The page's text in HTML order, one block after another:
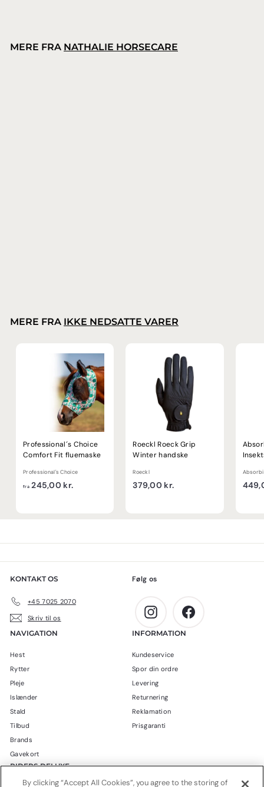
MERE FRA NATHALIE HORSECARE
k
MERE FRA IKKE NEDSATTE VARER
Professional´s Choice
Comfort Fit fluemaske
Professional's Choice
fra245,00 kr.f
5
,
r
Roeckl Roeck Grip
Winter handske
Roeckl
379,00 kr.3
0
k
KONTAKT OS
+45 7025 2070
Skriv til os
Følg os
Instagram Facebook
NAVIGATION
Hest
Rytter
Pleje
Islænder
Stald
Tilbud
Brands
Gavekort
INFORMATION
Kundeservice
Spor din ordre
Levering
Returnering
Reklamation
Prisgaranti
RIDERS DELUXE
By clicking “Accept All Cookies”, you agree to the storing of